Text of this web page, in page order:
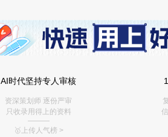
AI时代坚持专人审核
资深策划师 逐份严审
只收录用得上的资料
———
🥇上传人气榜 >